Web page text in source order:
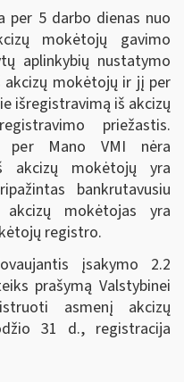
per 5 darbo dienas nuo
mokėtojų gavimo
aplinkybių nustatymo
mokėtojų ir jį per
išregistravimą iš akcizų
priežastis.
per Mano VMI nėra
akcizų mokėtojų yra
bankrutavusiu
mokėtojas yra
registro.
įsakymo 2.2
prašymą Valstybinei
asmenį akcizų
31 d., registracija